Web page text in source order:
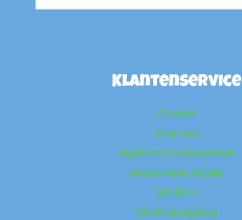
Klantenservice
Contact
Over ons
Algemene Voorwaarden
Retourneren/Ruilen
Markten
Klachtenregeling